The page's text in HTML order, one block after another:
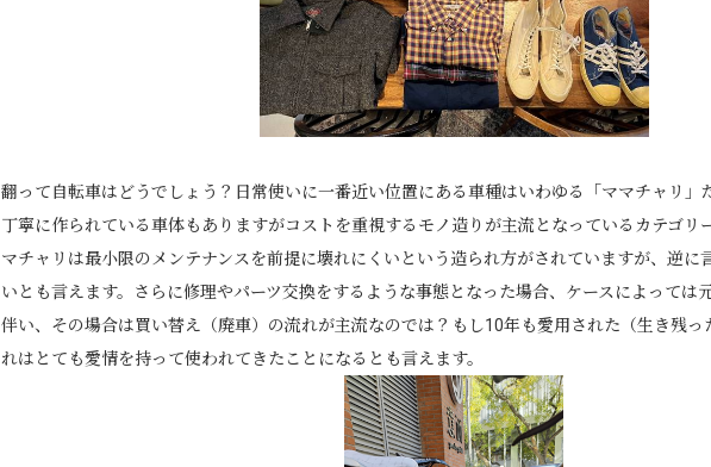
翻って自転車はどうでしょう？日常使いに一番近い位置にある車種はいわゆる「ママチャリ」
丁寧に作られている車体もありますがコストを重視するモノ造りが主流となっているカテゴリ
マチャリは最小限のメンテナンスを前提に壊れにくいという造られ方がされていますが、逆に
いとも言えます。さらに修理やパーツ交換をするような事態となった場合、ケースによっては
伴い、その場合は買い替え（廃車）の流れが主流なのでは？もし10年も愛用された（生き残っ
れはとても愛情を持って使われてきたことになるとも言えます。